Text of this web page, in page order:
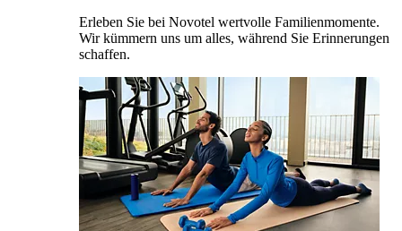
Erleben Sie bei Novotel wertvolle Familienmomente.
Wir kümmern uns um alles, während Sie Erinnerungen
schaffen.